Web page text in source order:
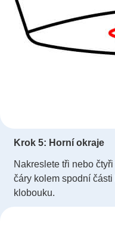
Krok 5: Horní okraje
Nakreslete tři nebo
čáry kolem spodní
klobouku.